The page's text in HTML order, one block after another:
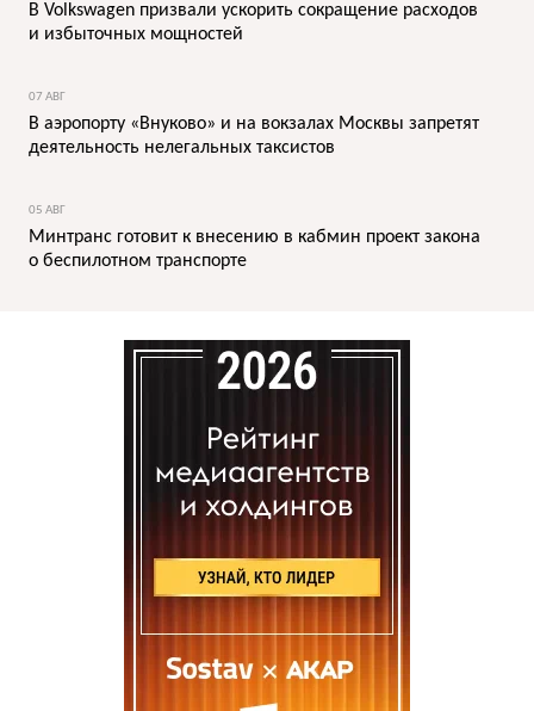
В Volkswagen призвали ускорить сокращение расходов
и избыточных мощностей
07 АВГ
В аэропорту «Внуково» и на вокзалах Москвы запретят
деятельность нелегальных таксистов
05 АВГ
Минтранс готовит к внесению в кабмин проект закона
о беспилотном транспорте